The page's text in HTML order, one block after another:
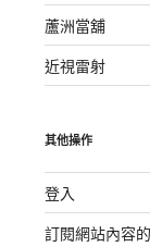
蘆洲當舖
近視雷射
其他操作
登入
訂閱網站內容